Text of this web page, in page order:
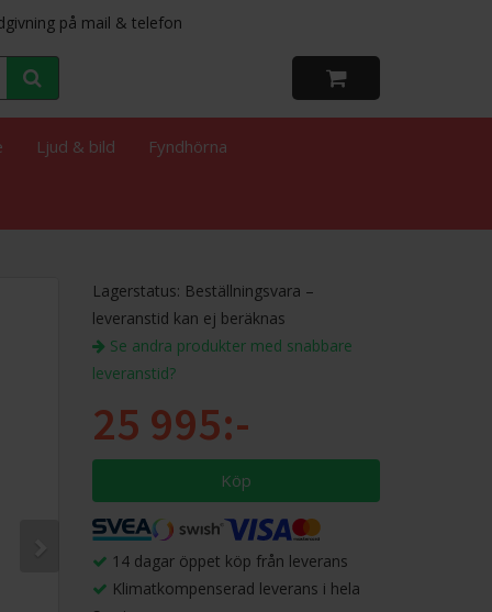
på mail & telefon
Ljud & bild Fyndhörna
Lagerstatus: Beställningsvara –
leveranstid kan ej beräknas
Se andra produkter med snabbare
leveranstid?
25 995:-
Köp
14 dagar öppet köp från leverans
Klimatkompenserad leverans i hela